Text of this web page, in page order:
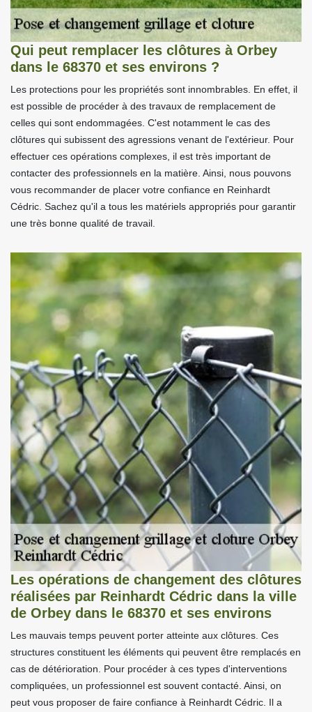
Qui peut remplacer les clôtures à Orbey
dans le 68370 et ses environs ?
Les protections pour les propriétés sont innombrables. En effet, il
est possible de procéder à des travaux de remplacement de
celles qui sont endommagées. C'est notamment le cas des
clôtures qui subissent des agressions venant de l'extérieur. Pour
effectuer ces opérations complexes, il est très important de
contacter des professionnels en la matière. Ainsi, nous pouvons
vous recommander de placer votre confiance en Reinhardt
Cédric. Sachez qu'il a tous les matériels appropriés pour garantir
une très bonne qualité de travail.
Les opérations de changement des clôtures
réalisées par Reinhardt Cédric dans la ville
de Orbey dans le 68370 et ses environs
Les mauvais temps peuvent porter atteinte aux clôtures. Ces
structures constituent les éléments qui peuvent être remplacés en
cas de détérioration. Pour procéder à ces types d'interventions
compliquées, un professionnel est souvent contacté. Ainsi, on
peut vous proposer de faire confiance à Reinhardt Cédric. Il a